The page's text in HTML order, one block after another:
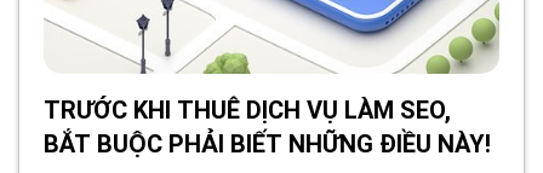
TRƯỚC KHI THUÊ DỊCH VỤ LÀM SEO,
BẮT BUỘC PHẢI BIẾT NHỮNG ĐIỀU NÀY!